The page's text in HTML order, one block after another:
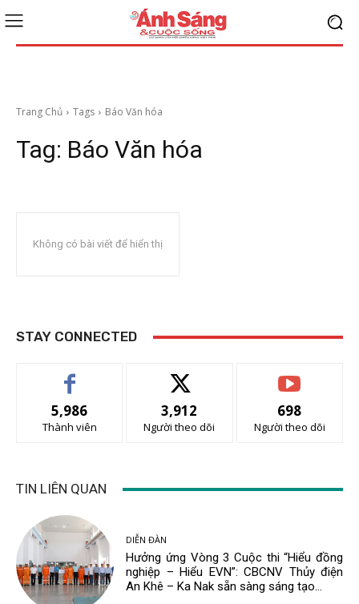
Trang Chủ Tags Báo Văn hóa
Tag: Báo Văn hóa
Không có bài viết để hiển thị
STAY CONNECTED
5,986
Thành viên
3,912
Người theo dõi
698
Người theo dõi
TIN LIÊN QUAN
DIỄN ĐÀN
Hưởng ứng Vòng 3 Cuộc thi “Hiểu đồng
nghiệp – Hiểu EVN”: CBCNV Thủy điện
An Khê – Ka Nak sẵn sàng sáng tạo...